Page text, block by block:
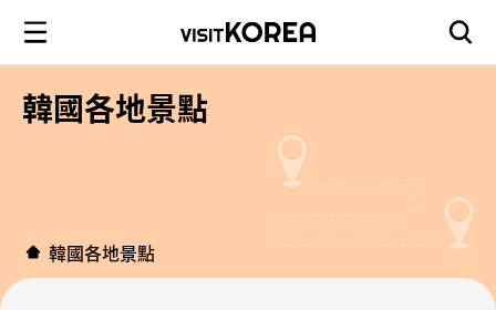
韓國各地景點
韓國各地景點